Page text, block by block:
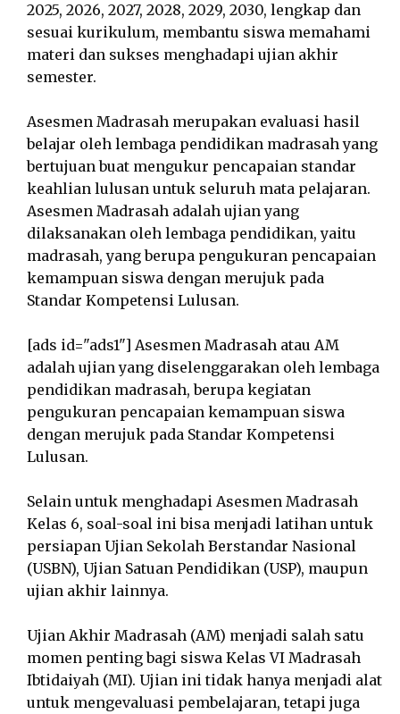
2025, 2026, 2027, 2028, 2029, 2030, lengkap dan
sesuai kurikulum, membantu siswa memahami
materi dan sukses menghadapi ujian akhir
semester.
Asesmen Madrasah merupakan evaluasi hasil
belajar oleh lembaga pendidikan madrasah yang
bertujuan buat mengukur pencapaian standar
keahlian lulusan untuk seluruh mata pelajaran.
Asesmen Madrasah adalah ujian yang
dilaksanakan oleh lembaga pendidikan, yaitu
madrasah, yang berupa pengukuran pencapaian
kemampuan siswa dengan merujuk pada
Standar Kompetensi Lulusan.
[ads id="ads1"] Asesmen Madrasah atau AM
adalah ujian yang diselenggarakan oleh lembaga
pendidikan madrasah, berupa kegiatan
pengukuran pencapaian kemampuan siswa
dengan merujuk pada Standar Kompetensi
Lulusan.
Selain untuk menghadapi Asesmen Madrasah
Kelas 6, soal-soal ini bisa menjadi latihan untuk
persiapan Ujian Sekolah Berstandar Nasional
(USBN), Ujian Satuan Pendidikan (USP), maupun
ujian akhir lainnya.
Ujian Akhir Madrasah (AM) menjadi salah satu
momen penting bagi siswa Kelas VI Madrasah
Ibtidaiyah (MI). Ujian ini tidak hanya menjadi alat
untuk mengevaluasi pembelajaran, tetapi juga